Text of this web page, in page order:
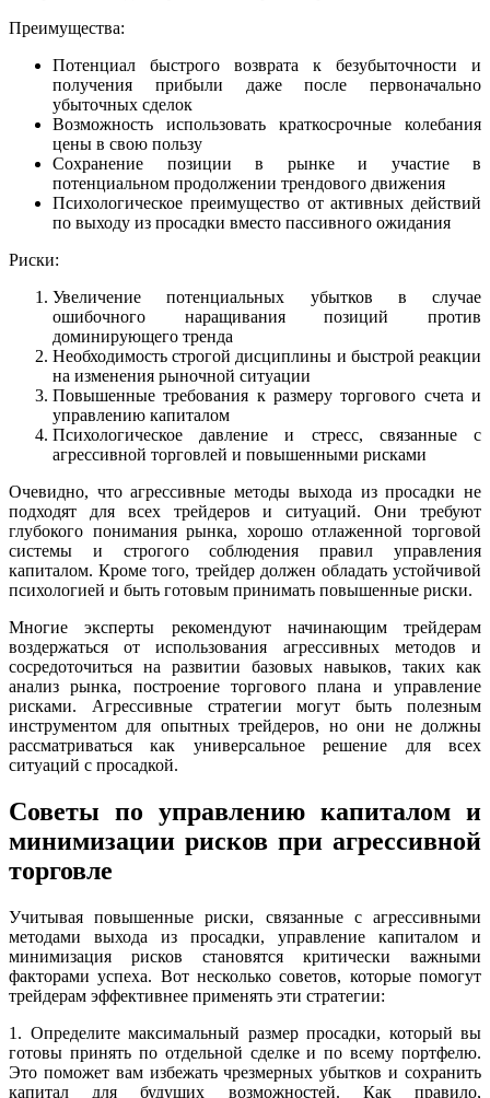
Преимущества:
Потенциал быстрого возврата к безубыточности и
получения прибыли даже после первоначально
убыточных сделок
Возможность использовать краткосрочные колебания
цены в свою пользу
Сохранение позиции в рынке и участие в
потенциальном продолжении трендового движения
Психологическое преимущество от активных действий
по выходу из просадки вместо пассивного ожидания
Риски:
Увеличение потенциальных убытков в случае
ошибочного наращивания позиций против
доминирующего тренда
Необходимость строгой дисциплины и быстрой реакции
на изменения рыночной ситуации
Повышенные требования к размеру торгового счета и
управлению капиталом
Психологическое давление и стресс, связанные с
агрессивной торговлей и повышенными рисками
Очевидно, что агрессивные методы выхода из просадки не
подходят для всех трейдеров и ситуаций. Они требуют
глубокого понимания рынка, хорошо отлаженной торговой
системы и строгого соблюдения правил управления
капиталом. Кроме того, трейдер должен обладать устойчивой
психологией и быть готовым принимать повышенные риски.
Многие эксперты рекомендуют начинающим трейдерам
воздержаться от использования агрессивных методов и
сосредоточиться на развитии базовых навыков, таких как
анализ рынка, построение торгового плана и управление
рисками. Агрессивные стратегии могут быть полезным
инструментом для опытных трейдеров, но они не должны
рассматриваться как универсальное решение для всех
ситуаций с просадкой.
Советы по управлению капиталом и
минимизации рисков при агрессивной
торговле
Учитывая повышенные риски, связанные с агрессивными
методами выхода из просадки, управление капиталом и
минимизация рисков становятся критически важными
факторами успеха. Вот несколько советов, которые помогут
трейдерам эффективнее применять эти стратегии:
1. Определите максимальный размер просадки, который вы
готовы принять по отдельной сделке и по всему портфелю.
Это поможет вам избежать чрезмерных убытков и сохранить
капитал для будущих возможностей. Как правило,